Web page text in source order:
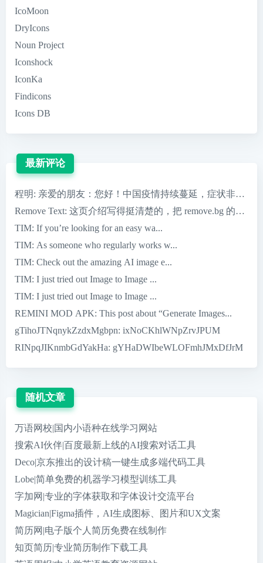
IcoMoon
DryIcons
Noun Project
Iconshock
IconKa
Findicons
Icons DB
最新评论
程明: 亲爱的朋友：您好！中国疫情持续蔓延，症状非常严
Remove Text: 这页介绍写得挺清楚的，把 remove.bg 的核心
TIM: If you’re looking for an easy wa...
TIM: As someone who regularly works w...
TIM: Check out the amazing AI image e...
TIM: I just tried out Image to Image ...
TIM: I just tried out Image to Image ...
REMINI MOD APK: This post about “Generate Images...
gTihoJTNqnykZzdxMgbpn: ixNoCKhlWNpZrvJPUM
RINpqJIKnmbGdYakHa: gYHaDWIbeWLOFmhJMxDfJrM
随机文章
万语网校|国内小语种在线学习网站
搜索AI伙伴|百度最新上线的AI搜索对话工具
Deco|京东推出的设计稿一键生成多端代码工具
Lobe|简单免费的机器学习模型训练工具
字加网|专业的字体获取和字体设计交流平台
Magician|Figma插件，AI生成图标、图片和UX文案
简历网|电子版个人简历免费在线制作
知页简历|专业简历制作下载工具